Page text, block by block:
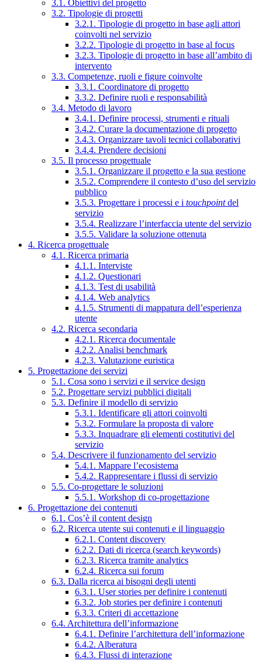
3.1. Obiettivi del progetto
3.2. Tipologie di progetti
3.2.1. Tipologie di progetto in base agli attori
coinvolti nel servizio
3.2.2. Tipologie di progetto in base al focus
3.2.3. Tipologie di progetto in base all’ambito di
intervento
3.3. Competenze, ruoli e figure coinvolte
3.3.1. Coordinatore di progetto
3.3.2. Definire ruoli e responsabilità
3.4. Metodo di lavoro
3.4.1. Definire processi, strumenti e rituali
3.4.2. Curare la documentazione di progetto
3.4.3. Organizzare tavoli tecnici collaborativi
3.4.4. Prendere decisioni
3.5. Il processo progettuale
3.5.1. Organizzare il progetto e la sua gestione
3.5.2. Comprendere il contesto d’uso del servizio
pubblico
3.5.3. Progettare i processi e i touchpointdel
servizio
3.5.4. Realizzare l’interfaccia utente del servizio
3.5.5. Validare la soluzione ottenuta
4. Ricerca progettuale
4.1. Ricerca primaria
4.1.1. Interviste
4.1.2. Questionari
4.1.3. Test di usabilità
4.1.4. Web analytics
4.1.5. Strumenti di mappatura dell’esperienza
utente
4.2. Ricerca secondaria
4.2.1. Ricerca documentale
4.2.2. Analisi benchmark
4.2.3. Valutazione euristica
5. Progettazione dei servizi
5.1. Cosa sono i servizi e il service design
5.2. Progettare servizi pubblici digitali
5.3. Definire il modello di servizio
5.3.1. Identificare gli attori coinvolti
5.3.2. Formulare la proposta di valore
5.3.3. Inquadrare gli elementi costitutivi del
servizio
5.4. Descrivere il funzionamento del servizio
5.4.1. Mappare l’ecosistema
5.4.2. Rappresentare i flussi di servizio
5.5. Co-progettare le soluzioni
5.5.1. Workshop di co-progettazione
6. Progettazione dei contenuti
6.1. Cos’è il content design
6.2. Ricerca utente sui contenuti e il linguaggio
6.2.1. Content discovery
6.2.2. Dati di ricerca (search keywords)
6.2.3. Ricerca tramite analytics
6.2.4. Ricerca sui forum
6.3. Dalla ricerca ai bisogni degli utenti
6.3.1. User stories per definire i contenuti
6.3.2. Job stories per definire i contenuti
6.3.3. Criteri di accettazione
6.4. Architettura dell’informazione
6.4.1. Definire l’architettura dell’informazione
6.4.2. Alberatura
6.4.3. Flussi di interazione